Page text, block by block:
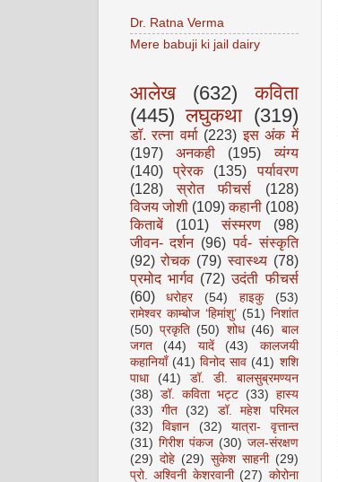
Dr. Ratna Verma
Mere babuji ki jail dairy
आलेख (632)
कविता
(445) लघुकथा (319)
डॉ. रत्ना वर्मा (223) इस अंक में
(197)
अनकही (195)
व्यंग्य
(140)
प्रेरक (135)
पर्यावरण
(128)
स्रोत फीचर्स
(128)
विजय जोशी (109) कहानी (108)
किताबें
(101) संस्मरण
(98)
जीवन- दर्शन (96) पर्व- संस्कृति
(92) रोचक (79) स्वास्थ्य (78)
प्रमोद भार्गव (72) उदंती फीचर्स
(60)
धरोहर (54) हाइकु
(53)
रामेश्वर काम्बोज ‘हिमांशु’ (51) निशांत
(50) प्रकृति (50) शोध (46) बाल
जगत
(44) यादें (43)
कालजयी
कहानियाँ (41) विनोद साव (41) शशि
पाधा
(41)
डॉ. डी. बालसुब्रमण्यन
(38) डॉ. कविता भट्ट (33) हास्य
(33)
गीत (32)
डॉ. महेश परिमल
(32)
विज्ञान (32)
यात्रा- वृत्तान्त
(31) गिरीश पंकज (30) जल-संरक्षण
(29) दोहे (29) सुकेश साहनी (29)
प्रो. अश्विनी केशरवानी (27) कोरोना